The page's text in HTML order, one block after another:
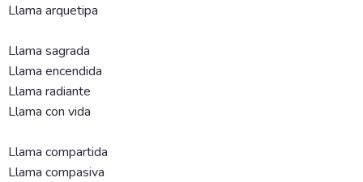
Llama arquetipa
Llama sagrada
Llama encendida
Llama radiante
Llama con vida
Llama compartida
Llama compasiva